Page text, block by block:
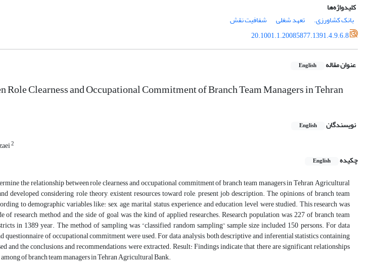
کلیدواژه‌ها
بانک کشاورزی.
تعهد شغلی
شفافیت نقش
20.1001.1.20085877.1391.4.9.6.8
عنوان مقاله English
Clearness and Occupational Commitment of Branch Team Managers in Tehran
نویسندگان English
2
چکیده English
the relationship between role clearness and occupational commitment of branch team managers in Tehran Agricultural
developed considering role theory, existent resources toward role, present job description. The opinions of branch team
to demographic variables like: sex, age, marital status, experience and education level were studied. This research was
research method and the side of goal was the kind of applied researches. Research population was 227 of branch team
in 1389 year. The method of sampling was “classified random sampling” sample size included 150 persons. For data
questionnaire of occupational commitment were used. For data analysis, both descriptive and inferential statistics containing
and the conclusions and recommendations were extracted. Result: Findings indicate that there are significant relationships
of branch team managers in Tehran Agricultural Bank.